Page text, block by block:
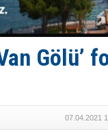
Hat-San
Med
Tekne,
Gölü’
07.04.2021